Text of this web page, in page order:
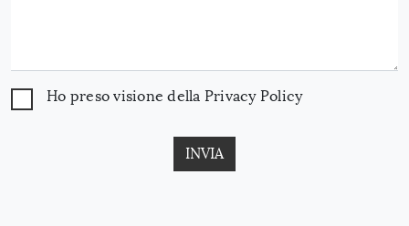
Ho preso visione della Privacy Policy
INVIA